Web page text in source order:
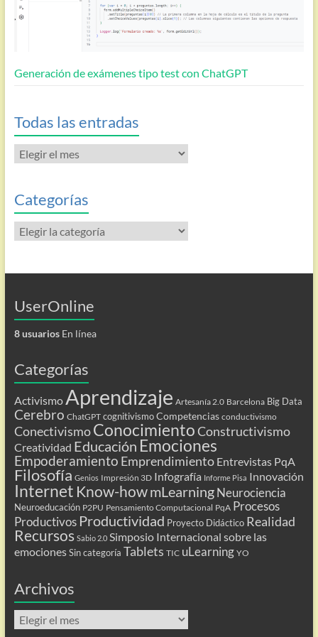
Generación de exámenes tipo test con ChatGPT
Todas las entradas
Todas
las
Categorías
Categorías
UserOnline
8 usuariosEn línea
Categorías
Activismo Aprendizaje Artesanía 2.0 Barcelona Big Data
Cerebro ChatGPT cognitivismo Competencias conductivismo
ConectivismoConocimientoConstructivismo
Creatividad Educación Emociones
Empoderamiento Emprendimiento Entrevistas PqA
Filosofía Genios Impresión 3D Infografía Informe Pisa Innovación
Internet Know-howmLearning Neurociencia
Neuroeducación P2PU Pensamiento Computacional PqA Procesos
Productivos Productividad Proyecto Didáctico Realidad
Recursos Sabio 2.0 Simposio Internacional sobre las
emociones Sin categoría Tablets TIC uLearning YO
Archivos
Archivos